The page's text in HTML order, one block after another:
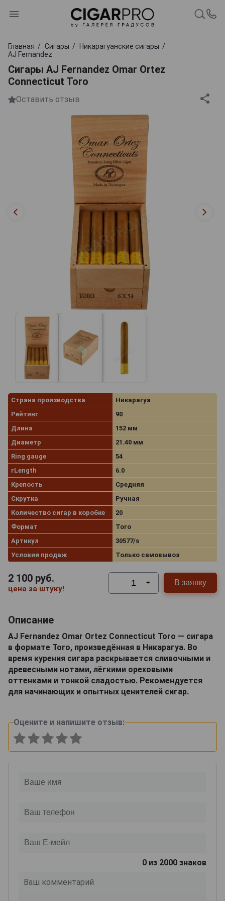
Главная Сигары
Никарагуанские сигары
AJ Fernandez
Сигары AJ Fernandez Omar Ortez
Connecticut Toro
Оставить отзыв
Страна производства
Никарагуа
Рейтинг
90
Длина
152 мм
Диаметр
21.40 мм
Ring gauge
54
rLength
6.0
Крепость
Средняя
Скрутка
Ручная
Количество сигар в коробке
20
Формат
Toro
Артикул
30577/s
Условия продаж
Только самовывоз
2 100 руб.
цена за штуку!
- + В заявку
Описание
AJ Fernandez Omar Ortez Connecticut Toro — сигара
в формате Toro, произведённая в Никарагуа. Во
время курения сигара раскрывается сливочными и
древесными нотами, лёгкими ореховыми
оттенками и тонкой сладостью. Рекомендуется
для начинающих и опытных ценителей сигар.
Оцените и напишите отзыв:
0 из 2000 знаков